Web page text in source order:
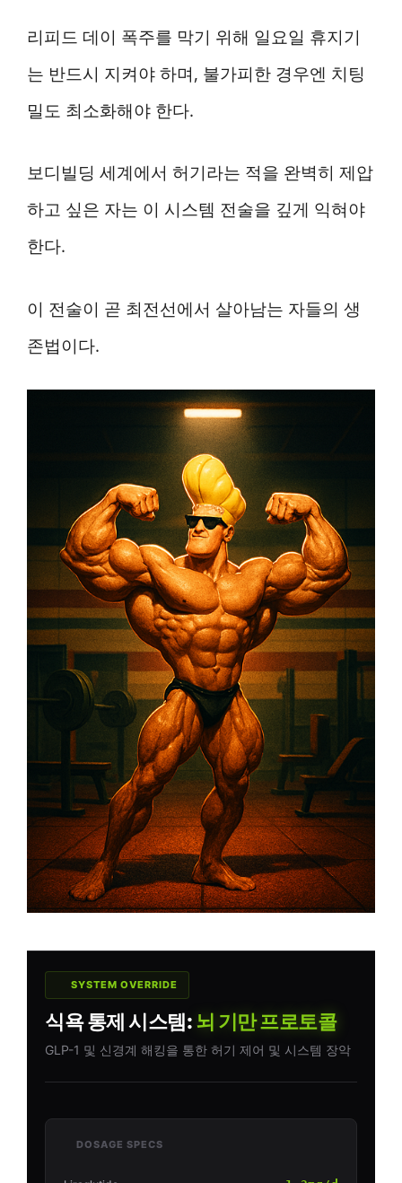
리피드 데이 폭주를 막기 위해 일요일 휴지기
는 반드시 지켜야 하며, 불가피한 경우엔 치팅
밀도 최소화해야 한다.
보디빌딩 세계에서 허기라는 적을 완벽히 제압
하고 싶은 자는 이 시스템 전술을 깊게 익혀야
한다.
이 전술이 곧 최전선에서 살아남는 자들의 생
존법이다.